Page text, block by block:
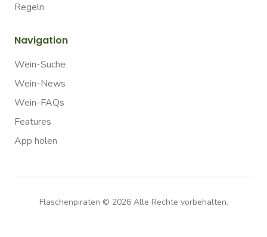
Regeln
Navigation
Wein-Suche
Wein-News
Wein-FAQs
Features
App holen
Flaschenpiraten © 2026Alle Rechte vorbehalten.